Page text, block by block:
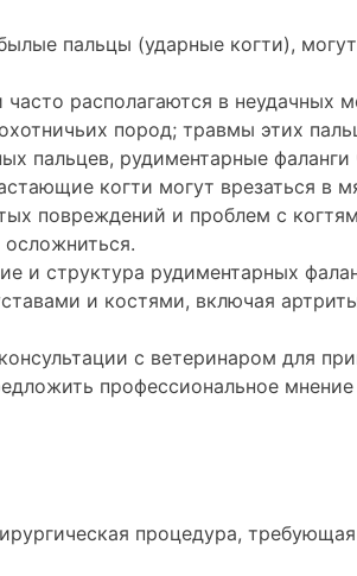
пальцы (ударные когти),
располагаются в неудачных
пород; травмы этих
пальцев, рудиментарные
когти могут врезаться в
повреждений и проблем с
и структура рудиментарных
и костями, включая
с ветеринаром для
профессиональное
процедура,